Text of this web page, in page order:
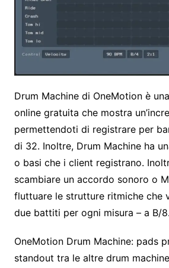
Drum Machine di OneMotion è
online gratuita che mostra
permettendoti di registrare per
di 32. Inoltre, Drum Machine ha
o basi che i client registrano.
scambiare un accordo sonoro o
fluttuare le strutture ritmiche che
due battiti per ogni misura – a B/8.
OneMotion Drum Machine: pads
standout tra le altre drum